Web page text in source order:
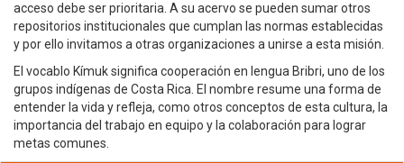
acceso debe ser prioritaria. A su acervo se pueden sumar otros
repositorios institucionales que cumplan las normas establecidas
y por ello invitamos a otras organizaciones a unirse a esta misión.
El vocablo Kímuk significa cooperación en lengua Bribri, uno de los
grupos indígenas de Costa Rica. El nombre resume una forma de
entender la vida y refleja, como otros conceptos de esta cultura, la
importancia del trabajo en equipo y la colaboración para lograr
metas comunes.